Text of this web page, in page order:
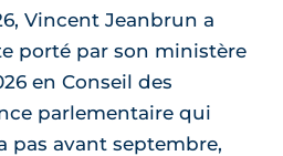
Vincent Jeanbrun a
porté par son ministère
en Conseil des
parlementaire qui
pas avant septembre,